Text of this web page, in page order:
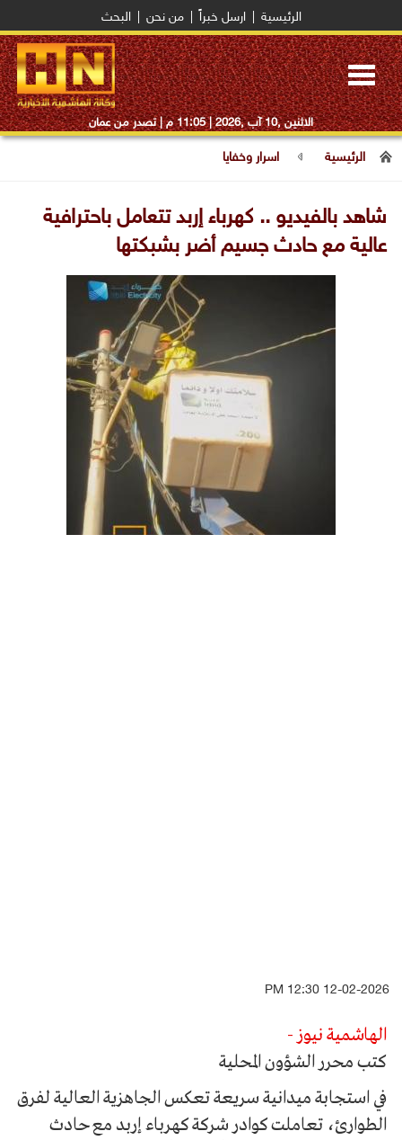
الرئيسية ارسل خبراً من نحن البحث
Toggle
navigation
الاثنين ,10 آب ,2026 | 11:05 م | تصدر من عمان
الرئيسية اسرار وخفايا
شاهد بالفيديو .. كهرباء إربد تتعامل باحترافية
عالية مع حادث جسيم أضر بشبكتها
12-02-2026 12:30 PM
الهاشمية نيوز -
كتب محرر الشؤون المحلية
في استجابة ميدانية سريعة تعكس الجاهزية العالية لفرق
الطوارئ، تعاملت كوادر شركة كهرباء إربد مع حادث